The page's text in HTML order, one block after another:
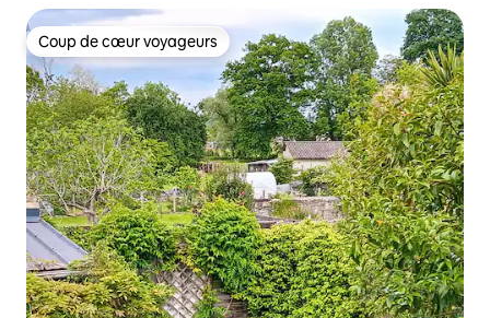
Coup de cœur voyageurs
Coup de cœur voyageurs